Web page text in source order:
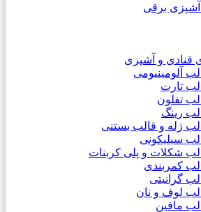
آشپزی برقی
قنادی و آشپزی
آلومینیومی
تارت
تفلون
رینگ
ژله و قالب بستنی
سیلیکونی
شکلات و پلی کربنات
کمربندی
گرانیتی
لوف و نان
مافین